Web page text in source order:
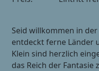
Seid willkommen in
entdeckt ferne Länder
Klein sind herzlich
das Reich der